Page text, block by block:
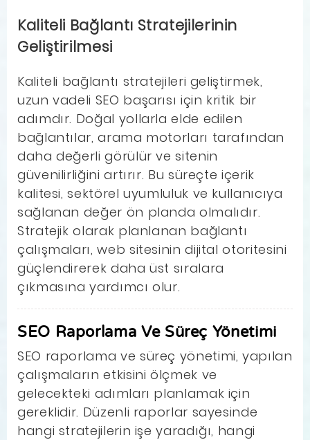
Kaliteli Bağlantı Stratejilerinin
Geliştirilmesi
Kaliteli bağlantı stratejileri geliştirmek,
uzun vadeli SEO başarısı için kritik bir
adımdır. Doğal yollarla elde edilen
bağlantılar, arama motorları tarafından
daha değerli görülür ve sitenin
güvenilirliğini artırır. Bu süreçte içerik
kalitesi, sektörel uyumluluk ve kullanıcıya
sağlanan değer ön planda olmalıdır.
Stratejik olarak planlanan bağlantı
çalışmaları, web sitesinin dijital otoritesini
güçlendirerek daha üst sıralara
çıkmasına yardımcı olur.
SEO Raporlama Ve Süreç Yönetimi
SEO raporlama ve süreç yönetimi, yapılan
çalışmaların etkisini ölçmek ve
gelecekteki adımları planlamak için
gereklidir. Düzenli raporlar sayesinde
hangi stratejilerin işe yaradığı, hangi